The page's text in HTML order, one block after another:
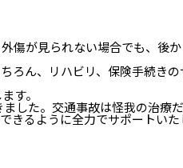
傷が見られない場合でも、後
ろん、リハビリ、保険手続きの
す。
した。交通事故は怪我の治療
るように全力でサポートいた